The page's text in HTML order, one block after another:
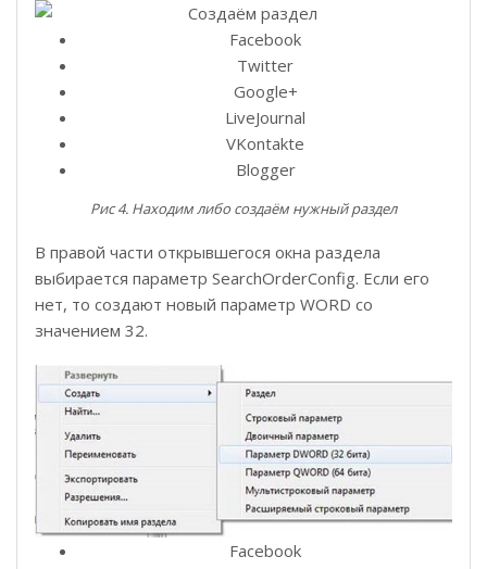
Facebook
Twitter
Google+
LiveJournal
VKontakte
Blogger
Рис 4. Находим либо создаём нужный раздел
В правой части открывшегося окна раздела
выбирается параметр SearchOrderConfig. Если его
нет, то создают новый параметр WORD со
значением 32.
Facebook